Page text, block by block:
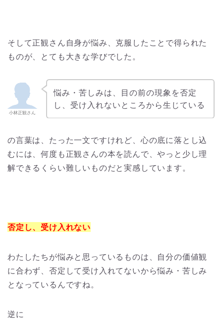
そして正観さん自身が悩み、克服したことで得られた
ものが、とても大きな学びでした。
小林正観さん
悩み・苦しみは、目の前の現象を否定
し、受け入れないところから生じている
の言葉は、たった一文ですけれど、心の底に落とし込
むには、何度も正観さんの本を読んで、やっと少し理
解できるくらい難しいものだと実感しています。
否定し、受け入れない
わたしたちが悩みと思っているものは、自分の価値観
に合わず、否定して受け入れてないから悩み・苦しみ
となっているんですね。
逆に